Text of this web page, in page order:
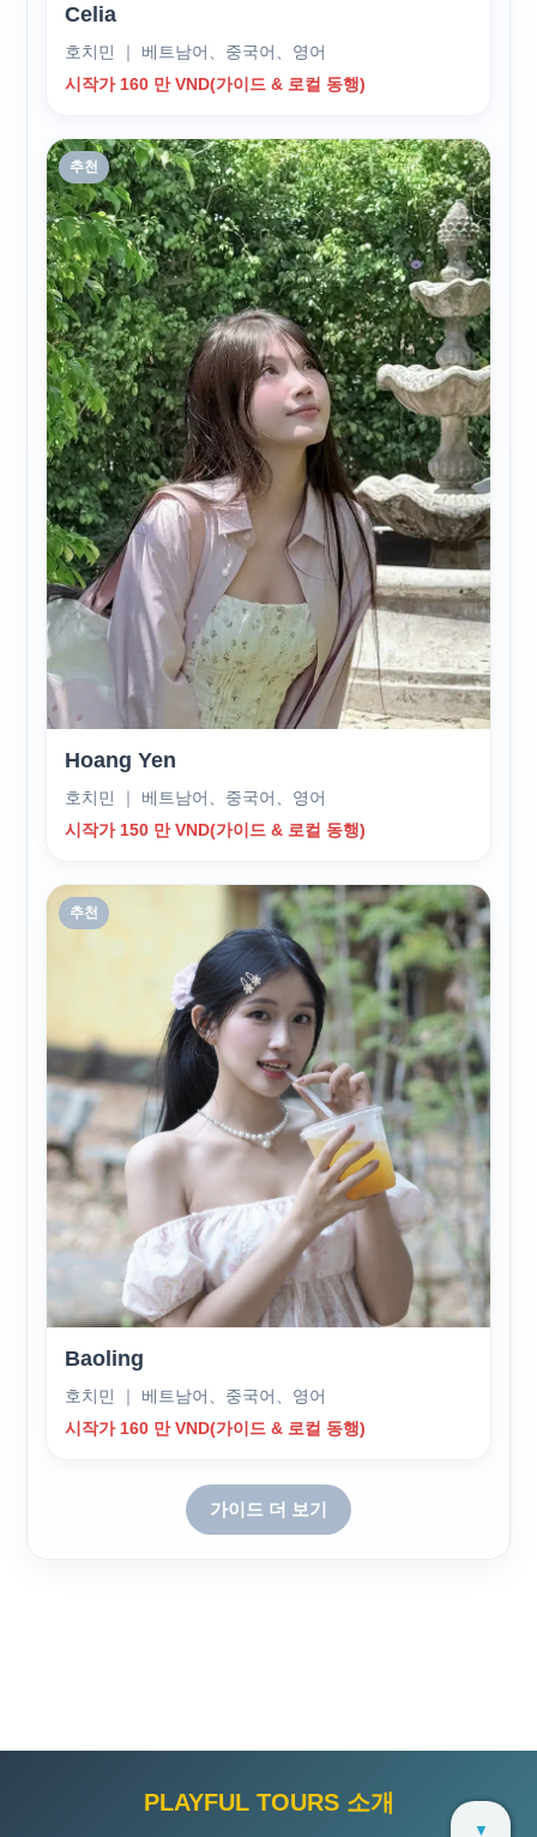
Celia
호치민 ｜ 베트남어、중국어、영어
시작가 160 만 VND(가이드 & 로컬 동행)
추천
Hoang Yen
호치민 ｜ 베트남어、중국어、영어
시작가 150 만 VND(가이드 & 로컬 동행)
추천
Baoling
호치민 ｜ 베트남어、중국어、영어
시작가 160 만 VND(가이드 & 로컬 동행)
가이드 더 보기
PLAYFUL TOURS 소개
▼